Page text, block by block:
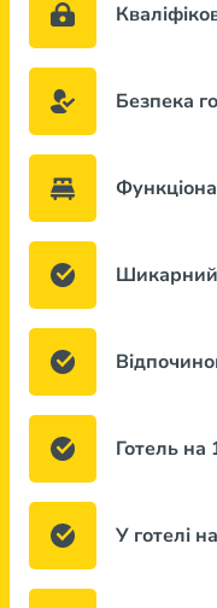
Безпека
Шикарний
Готель на
У готелі